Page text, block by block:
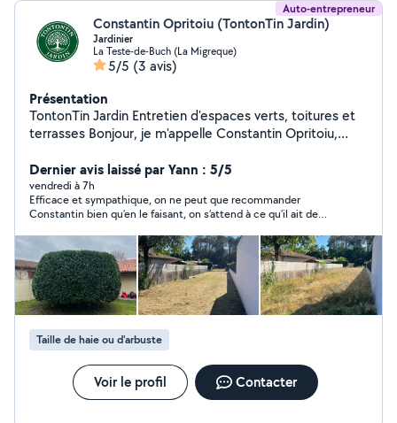
Auto-entrepreneur
Constantin Opritoiu (TontonTin Jardin)
Jardinier
La Teste-de-Buch (La Migreque)
5/5 (3 avis)
Présentation
TontonTin Jardin Entretien d'espaces verts, toitures et
terrasses Bonjour, je m'appelle Constantin Opritoiu,
services pour l'entretien de vos extérieurs sur La Teste-
de-Buch et les communes alentour. Mes prestations : *
Entretien de jardins et d'espaces verts * Tonte de
pelouse * Taille de haies et d'arbustes * Désherbage et
débroussaillage * Ramassage des feuilles et évacuation
des déchets verts * Nettoyage et entretien de toitures
* Nettoyage de terrasses et allées Je travaille avec
sérieux, ponctualité et soin afin de vous garantir un
résultat propre et durable. Que ce soit pour un
entretien régulier ou une intervention ponctuelle, je
m'adapte à vos besoins. N'hésitez pas à me contacter
pour échanger sur votre projet et obtenir un devis
Dernier avis laissé par Yann : 5/5
vendredi à 7h
Efficace et sympathique, on ne peut que recommander
Constantin bien qu’en le faisant, on s’attend à ce qu’il ait de
votre jardin, vous remerciera.
Taille de haie ou d'arbuste
Voir le profil Contacter